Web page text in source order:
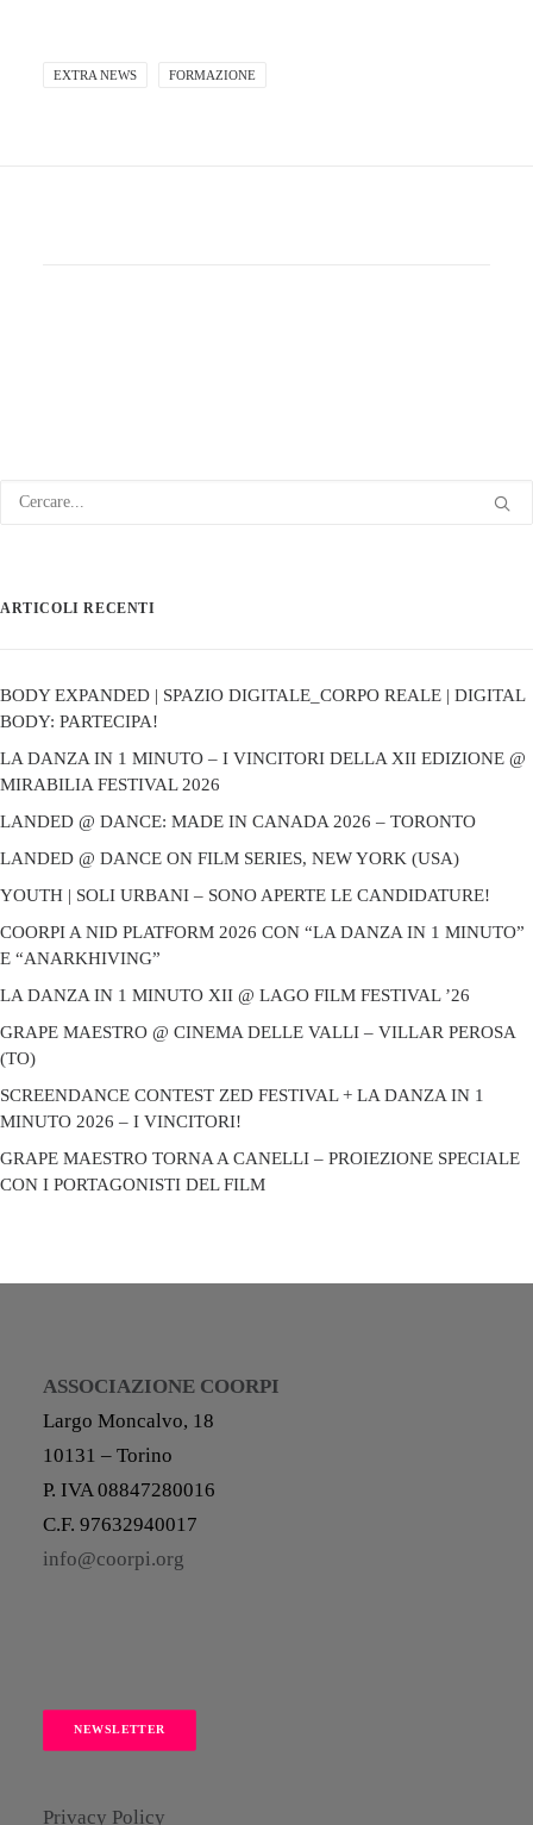
EXTRA NEWS FORMAZIONE
ARTICOLI RECENTI
BODY EXPANDED | SPAZIO DIGITALE_CORPO REALE | DIGITAL
BODY: PARTECIPA!
LA DANZA IN 1 MINUTO – I VINCITORI DELLA XII EDIZIONE @
MIRABILIA FESTIVAL 2026
LANDED @ DANCE: MADE IN CANADA 2026 – TORONTO
LANDED @ DANCE ON FILM SERIES, NEW YORK (USA)
YOUTH | SOLI URBANI – SONO APERTE LE CANDIDATURE!
COORPI A NID PLATFORM 2026 CON “LA DANZA IN 1 MINUTO”
E “ANARKHIVING”
LA DANZA IN 1 MINUTO XII @ LAGO FILM FESTIVAL ’26
GRAPE MAESTRO @ CINEMA DELLE VALLI – VILLAR PEROSA
(TO)
SCREENDANCE CONTEST ZED FESTIVAL + LA DANZA IN 1
MINUTO 2026 – I VINCITORI!
GRAPE MAESTRO TORNA A CANELLI – PROIEZIONE SPECIALE
CON I PORTAGONISTI DEL FILM
ASSOCIAZIONE COORPI
Largo Moncalvo, 18
10131 – Torino
P. IVA 08847280016
C.F. 97632940017
info@coorpi.org
NEWSLETTER
Privacy Policy